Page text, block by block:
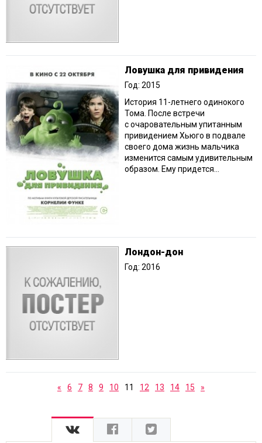
Ловушка для привидения
Год: 2015
История 11-летнего одинокого
Тома. После встречи
с очаровательным упитанным
привидением Хьюго в подвале
своего дома жизнь мальчика
изменится самым удивительным
образом. Ему придется...
Лондон-дон
Год: 2016
« 6 7 8 9 10 11 12 13 14 15 »